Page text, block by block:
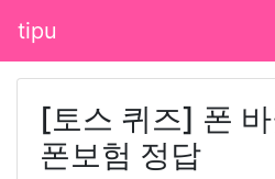
tipu
[토스 퀴즈] 폰
폰보험 정답